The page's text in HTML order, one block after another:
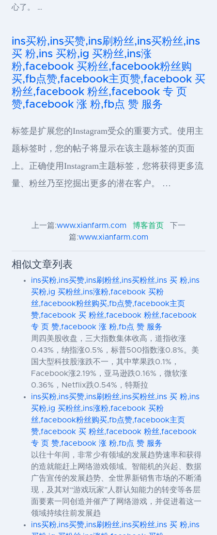
心了。 …
ins买粉,ins买赞,ins刷粉丝,ins买粉丝,ins
买 粉,ins 买粉,ig 买粉丝,ins涨
粉,facebook 买粉丝,facebook粉丝购
买,fb点赞,facebook主页赞,facebook 买
粉丝,facebook 粉丝,facebook 专 页
赞,facebook 涨 粉,fb点 赞 服务
标签是扩展您的Instagram受众的重要方式。使用主
题标签时，您的帖子将显示在该主题标签的页面
上。正确使用Instagram主题标签，您将获得更多流
量、粉丝乃至挖掘出更多的潜在客户。 …
上一篇:www.xianfarm.com 博客首页
下一
篇:www.xianfarm.com
相似文章列表
ins买粉,ins买赞,ins刷粉丝,ins买粉丝,ins 买 粉,ins
买粉,ig 买粉丝,ins涨粉,facebook 买粉
丝,facebook粉丝购买,fb点赞,facebook主页
赞,facebook 买 粉丝,facebook 粉丝,facebook
专 页 赞,facebook 涨 粉,fb点 赞 服务
周四美股收盘，三大指数集体收高，道指收涨
0.43%，纳指涨0.5%，标普500指数涨0.8%。美
国大型科技股涨跌不一，其中苹果跌0.1%，
Facebook涨2.19%，亚马逊跌0.16%，微软涨
0.36%，Netflix跌0.54%，特斯拉
ins买粉,ins买赞,ins刷粉丝,ins买粉丝,ins 买 粉,ins
买粉,ig 买粉丝,ins涨粉,facebook 买粉
丝,facebook粉丝购买,fb点赞,facebook主页
赞,facebook 买 粉丝,facebook 粉丝,facebook
专 页 赞,facebook 涨 粉,fb点 赞 服务
以往十年间，非常少有领域的发展趋势速率和获得
的造就能赶上网络游戏领域。智能机的兴起、数据
广告宣传的发展趋势、全世界新销售市场的不断涌
现，及其对“游戏玩家”人群认知能力的转变等各层
面要素一同创造并催产了网络游戏，并促进着这一
领域持续往前发展趋
ins买粉,ins买赞,ins刷粉丝,ins买粉丝,ins 买 粉,ins